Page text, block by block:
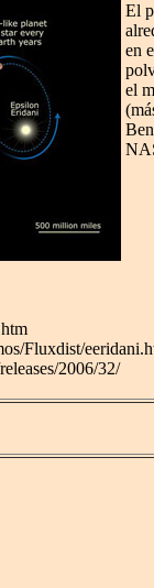
El
en
el
Fluxdist/
2006/32/